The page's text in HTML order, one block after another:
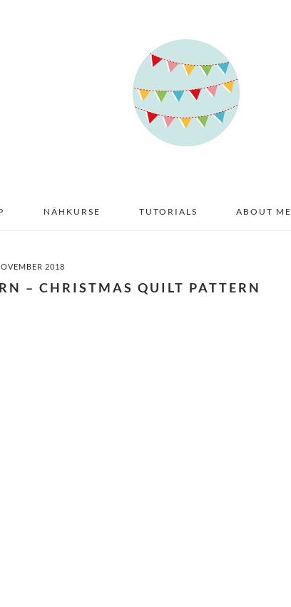
NÄHKURSE TUTORIALS ABOUT ME
2018
– CHRISTMAS QUILT PATTERN